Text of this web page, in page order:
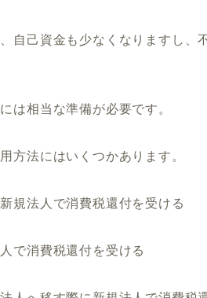
自己資金も少なくなりますし、
は相当な準備が必要です。
方法にはいくつかあります。
規法人で消費税還付を受ける
で消費税還付を受ける